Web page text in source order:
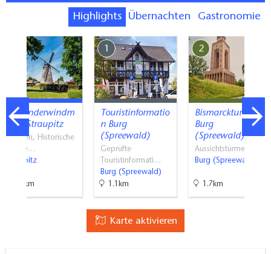
Highlights Übernachten Gastronomie
Holländerwindm
ühle Straupitz
Museen, Historische
Baude…
Straupitz
7.9km
1
Touristinformatio
n Burg
(Spreewald)
Geprüfte
Touristinformati…
Burg (Spreewald)
1.1km
2
Bismarckturm in
Burg
(Spreewald)
Aussichtstürme
Burg (Spreewald)
1.7km
Karte aktivieren